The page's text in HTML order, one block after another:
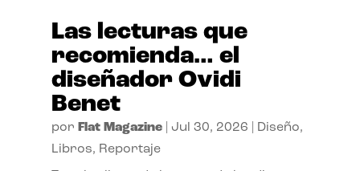
Las lecturas que
recomienda… el
diseñador Ovidi
Benet
por Flat Magazine| Jul 30, 2026 Diseño,
Libros, Reportaje